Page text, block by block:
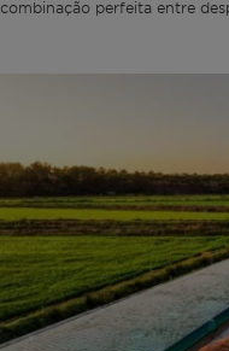
combinação perfeita entre